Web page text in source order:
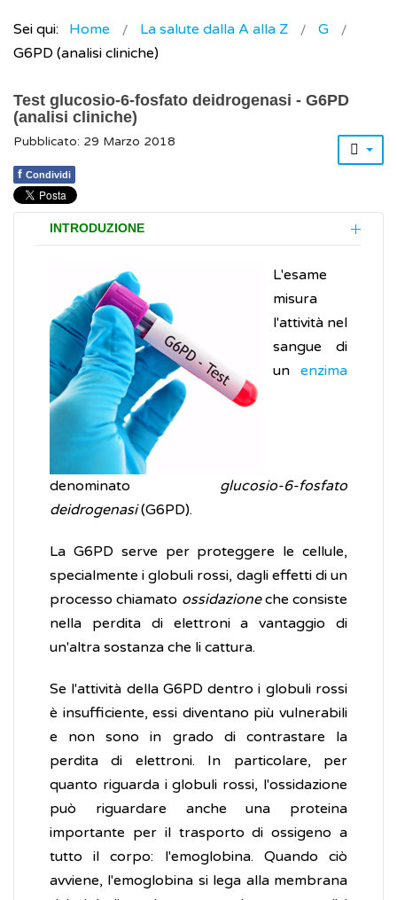
Sei qui: Home La salute dalla A alla Z
G
G6PD (analisi cliniche)
Test glucosio-6-fosfato deidrogenasi - G6PD
(analisi cliniche)
Pubblicato: 29 Marzo 2018
f Condividi
INTRODUZIONE
L'esame
misura
l'attività nel
sangue di
un enzima
denominato glucosio-6-fosfato
deidrogenasi(G6PD).
La G6PD serve per proteggere le cellule,
specialmente i globuli rossi, dagli effetti di un
processo chiamato ossidazioneche consiste
nella perdita di elettroni a vantaggio di
un'altra sostanza che li cattura.
Se l'attività della G6PD dentro i globuli rossi
è insufficiente, essi diventano più vulnerabili
e non sono in grado di contrastare la
perdita di elettroni. In particolare, per
quanto riguarda i globuli rossi, l'ossidazione
può riguardare anche una proteina
importante per il trasporto di ossigeno a
tutto il corpo: l'emoglobina. Quando ciò
avviene, l'emoglobina si lega alla membrana